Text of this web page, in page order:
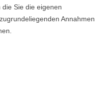
Sie die eigenen
Annahmen